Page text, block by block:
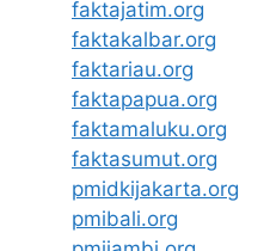
faktajatim.org
faktakalbar.org
faktariau.org
faktapapua.org
faktamaluku.org
faktasumut.org
pmidkijakarta.org
pmibali.org